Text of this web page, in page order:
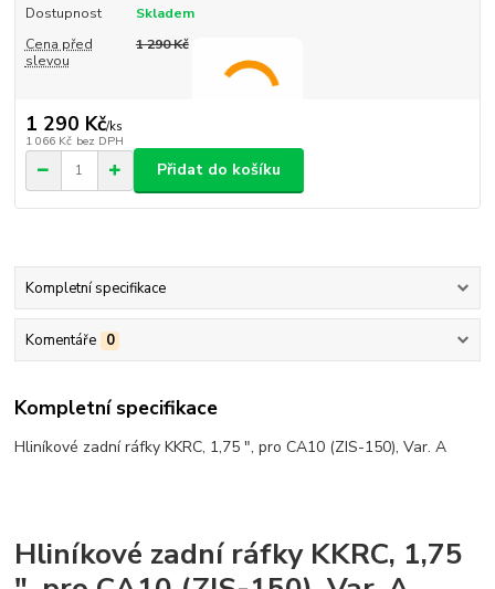
Dostupnost
Skladem
Cena před
slevou
1 290 Kč
1 290 Kč/ks
1 066 Kč bez DPH
Přidat do košíku
Kompletní specifikace
Komentáře 0
Kompletní specifikace
Hliníkové zadní ráfky KKRC, 1,75 ", pro CA10 (ZIS-150), Var. A
Hliníkové zadní ráfky KKRC, 1,75